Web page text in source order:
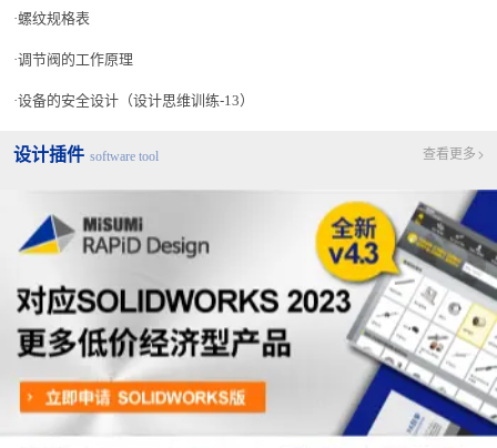
螺纹规格表
调节阀的工作原理
设备的安全设计（设计思维训练-13）
设计插件 software tool 查看更多